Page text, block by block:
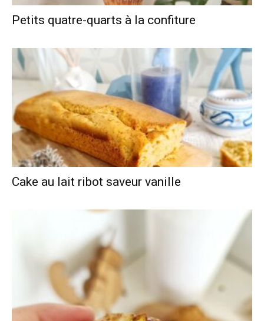
Petits quatre-quarts à la confiture
Cake au lait ribot saveur vanille